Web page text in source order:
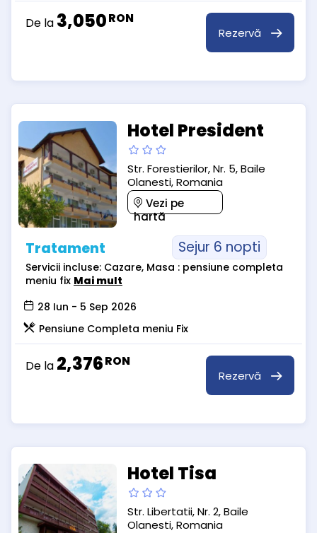
De la 3,050RON
Rezervă
Hotel President
Str. Forestierilor, Nr. 5, Baile
Olanesti, Romania
Vezi pe
hartă
Tratament Sejur 6 nopti
Servicii incluse: Cazare, Masa : pensiune completa
meniu fix Mai mult
28 Iun - 5 Sep 2026
Pensiune Completa meniu Fix
De la 2,376RON
Rezervă
Hotel Tisa
Str. Libertatii, Nr. 2, Baile
Olanesti, Romania